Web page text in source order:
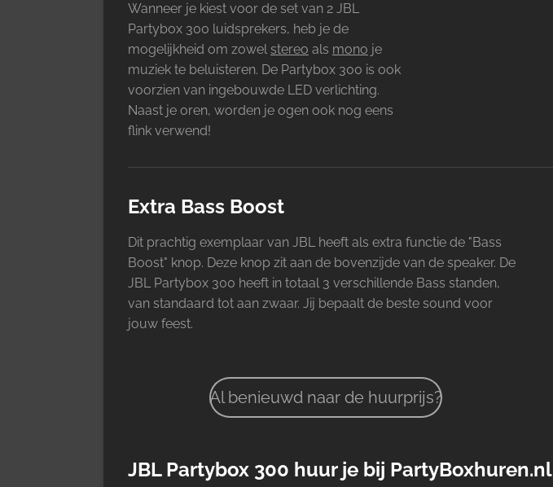
Wanneer je kiest voor de set van 2 JBL
Partybox 300 luidsprekers, heb je de
mogelijkheid om zowelstereo als mono je
muziek te beluisteren. De Partybox 300 is ook
voorzien van ingebouwde LED verlichting.
Naast je oren, worden je ogen ook nog eens
flink verwend!
Extra Bass Boost
Dit prachtig exemplaar van JBL heeft als extra functie de "Bass
Boost" knop. Deze knop zit aan de bovenzijde van de speaker. De
JBL Partybox 300 heeft in totaal 3 verschillende Bass standen,
van standaard tot aan zwaar. Jij bepaalt de beste sound voor
jouw feest.
Al benieuwd naar de huurprijs?
JBL Partybox 300 huur je bij PartyBoxhuren.nl